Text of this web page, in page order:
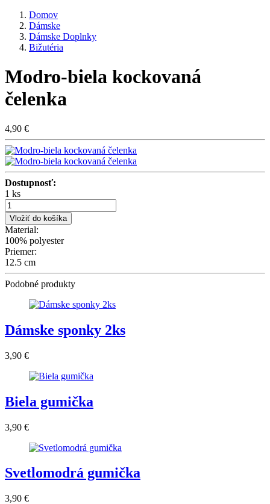
Domov
Dámske
Dámske Doplnky
Bižutéria
Modro-biela kockovaná
čelenka
4,90 €
Dostupnosť:
1 ks
Vložiť do košíka
Material:
100% polyester
Priemer:
12.5 cm
Podobné produkty
Dámske sponky 2ks
3,90 €
Biela gumička
3,90 €
Svetlomodrá gumička
3,90 €